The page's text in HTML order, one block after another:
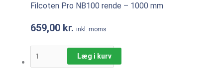
Filcoten Pro NB100 rende – 1000 mm
659,00 kr. inkl. moms
Læg i kurv